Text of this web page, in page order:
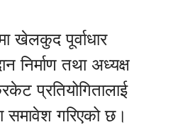
खेलकुद पूर्वाधार
निर्माण तथा अध्यक्ष
प्रतियोगितालाई
समावेश गरिएको छ।